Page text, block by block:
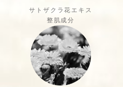
サトザクラ花エキス
整肌成分